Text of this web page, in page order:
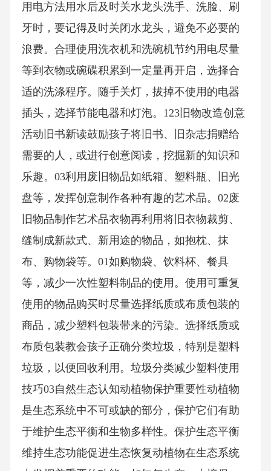
用电方法用水后及时关水龙头洗手、洗脸、刷
牙时，要记得及时关闭水龙头，避免不必要的
浪费。合理使用洗衣机和洗碗机节约用电尽量
等到衣物或碗碟积累到一定量再开启，选择合
适的洗涤程序。随手关灯，拔掉不使用的电器
插头，选择节能电器和灯泡。123旧物改造创意
活动旧书新读鼓励孩子将旧书、旧杂志捐赠给
需要的人，或进行创意阅读，挖掘新的知识和
乐趣。03利用废旧物品如纸箱、塑料瓶、旧光
盘等，发挥创意制作各种有趣的艺术品。02废
旧物品制作艺术品衣物再利用将旧衣物裁剪、
缝制成新款式、新用途的物品，如抱枕、抹
布、购物袋等。01如购物袋、饮料杯、餐具
等，减少一次性塑料制品的使用。使用可重复
使用的物品购买时尽量选择纸质或布质包装的
商品，减少塑料包装带来的污染。选择纸质或
布质包装教会孩子正确分类垃圾，特别是塑料
垃圾，以便回收利用。垃圾分类减少塑料使用
技巧03自然生态认知动植物保护重要性动植物
是生态系统中不可或缺的部分，保护它们有助
于维护生态平衡和生物多样性。保护生态平衡
维持生态功能促进生态恢复动植物在生态系统